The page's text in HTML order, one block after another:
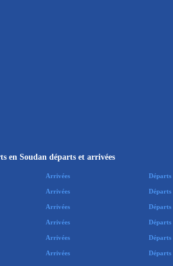
en Soudan départs et arrivées
Arrivées Départs
Arrivées Départs
Arrivées Départs
Arrivées Départs
Arrivées Départs
Arrivées Départs